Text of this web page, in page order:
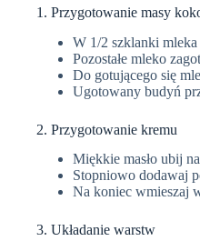
1. Przygotowanie masy
W 1/2 szklanki mleka
Pozostałe mleko
Do gotującego się
Ugotowany budyń
2. Przygotowanie kremu
Miękkie masło ubij
Stopniowo dodawaj
Na koniec wmieszaj
3. Układanie warstw